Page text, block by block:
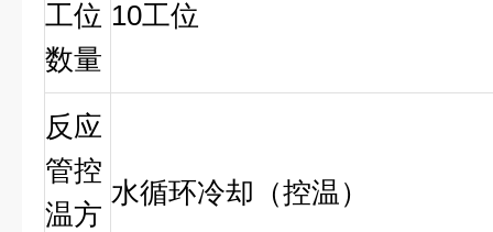
工位
数量
10工位
反应
管控
温方
水循环冷却（控温）